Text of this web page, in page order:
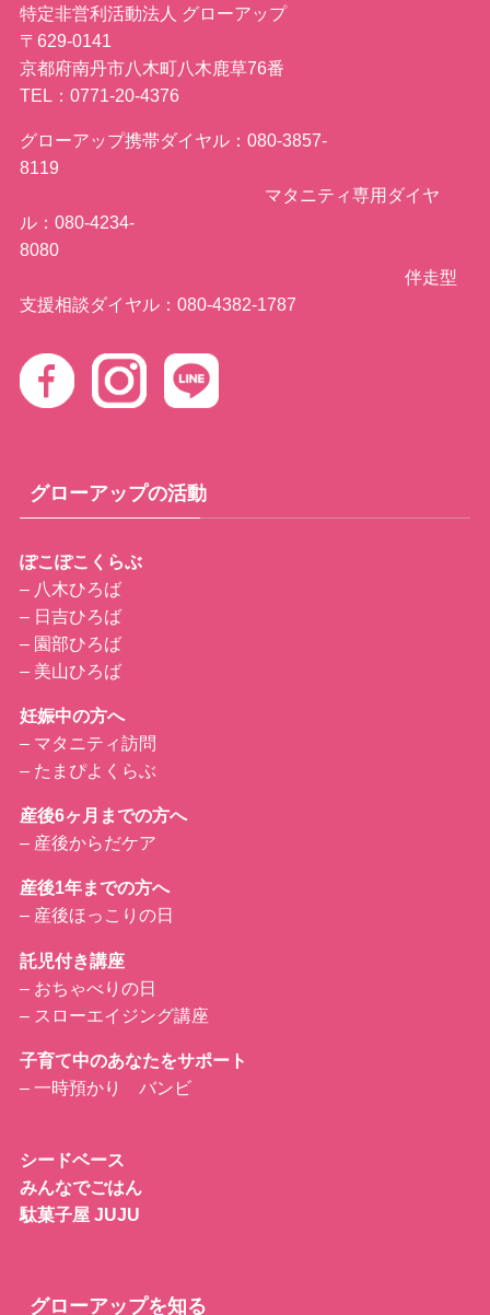
特定非営利活動法人 グローアップ
〒629-0141
京都府南丹市八木町八木鹿草76番
TEL：0771-20-4376
グローアップ携帯ダイヤル：080-3857-
8119
マタニティ専用ダイヤ
ル：080-4234-
8080
伴走型
支援相談ダイヤル：080-4382-1787
グローアップの活動
ぽこぽこくらぶ
– 八木ひろば
– 日吉ひろば
– 園部ひろば
– 美山ひろば
妊娠中の方へ
– マタニティ訪問
– たまぴよくらぶ
産後6ヶ月までの方へ
– 産後からだケア
産後1年までの方へ
– 産後ほっこりの日
託児付き講座
– おちゃべりの日
– スローエイジング講座
子育て中のあなたをサポート
– 一時預かり バンビ
シードベース
みんなでごはん
駄菓子屋 JUJU
グローアップを知る